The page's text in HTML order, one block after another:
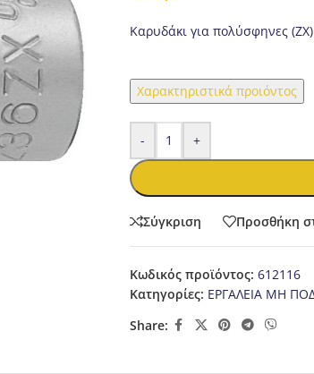
Καρυδάκι για πολύσφηνες
Χαρακτηριστικά προιόντος
- +
Σύγκριση Προσθήκη
Κωδικός προϊόντος: 612116
Κατηγορίες: ΕΡΓΑΛΕΙΑ ΜΗ
Share: